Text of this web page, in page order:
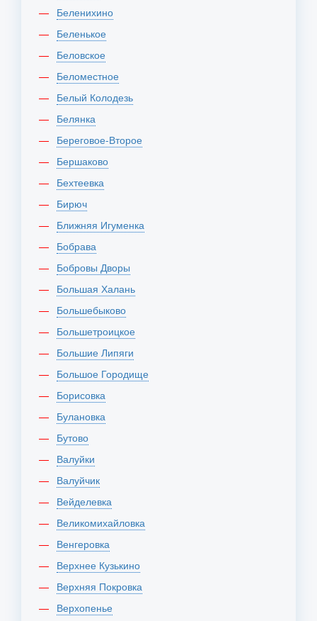
Беленихино
Беленькое
Беловское
Беломестное
Белый Колодезь
Белянка
Береговое-Второе
Бершаково
Бехтеевка
Бирюч
Ближняя Игуменка
Бобрава
Бобровы Дворы
Большая Халань
Большебыково
Большетроицкое
Большие Липяги
Большое Городище
Борисовка
Булановка
Бутово
Валуйки
Валуйчик
Вейделевка
Великомихайловка
Венгеровка
Верхнее Кузькино
Верхняя Покровка
Верхопенье